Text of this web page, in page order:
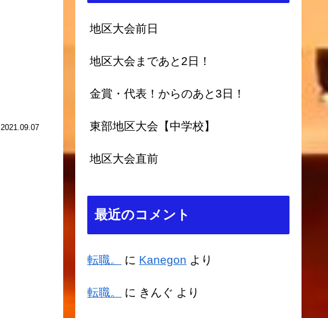
2021.09.07
地区大会前日
地区大会まであと2日！
金賞・代表！からのあと3日！
東部地区大会【中学校】
地区大会直前
最近のコメント
転職。 に Kanegon より
転職。 に きんぐ より